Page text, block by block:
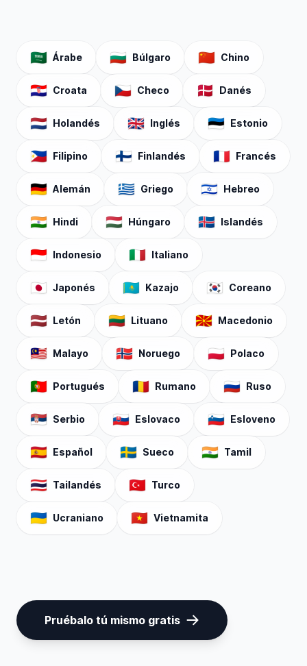
🇸🇦 Árabe 🇧🇬 Búlgaro 🇨🇳 Chino
🇭🇷 Croata 🇨🇿 Checo 🇩🇰 Danés
🇳🇱 Holandés 🇬🇧 Inglés 🇪🇪 Estonio
🇵🇭 Filipino 🇫🇮 Finlandés 🇫🇷 Francés
🇩🇪 Alemán 🇬🇷 Griego 🇮🇱 Hebreo
🇮🇳 Hindi 🇭🇺 Húngaro 🇮🇸 Islandés
🇮🇩 Indonesio 🇮🇹 Italiano
🇯🇵 Japonés 🇰🇿 Kazajo 🇰🇷 Coreano
🇱🇻 Letón 🇱🇹 Lituano 🇲🇰 Macedonio
🇲🇾 Malayo 🇳🇴 Noruego 🇵🇱 Polaco
🇵🇹 Portugués 🇷🇴 Rumano 🇷🇺 Ruso
🇷🇸 Serbio 🇸🇰 Eslovaco 🇸🇮 Esloveno
🇪🇸 Español 🇸🇪 Sueco 🇮🇳 Tamil
🇹🇭 Tailandés 🇹🇷 Turco
🇺🇦 Ucraniano 🇻🇳 Vietnamita
Pruébalo tú mismo gratis